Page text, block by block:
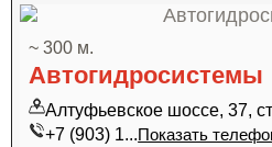
~ 300 м.
Автогидросистемы
Алтуфьевское шоссе, 37,
+7 (903) 1...Показать